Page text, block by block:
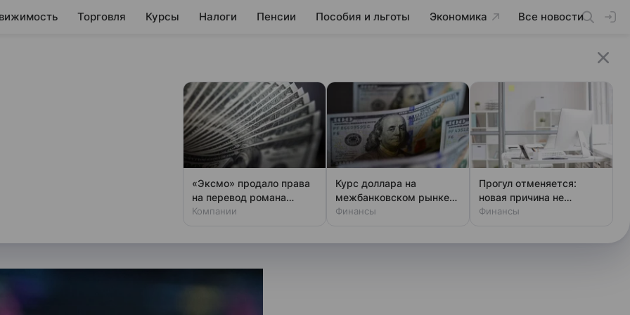
Торговля Курсы Налоги Пенсии Пособия и льготы Экономика Все новости
снижаются на 3-
на утро 28 мая и выяснили,
«Эксмо» продало права
на перевод романа
«Фатум. Гаер» за $250
Компании
Курс доллара на
межбанковском рынке
превысил 83 рубля
Финансы
Прогул отменяется:
новая причина не
выходить на работу
Финансы